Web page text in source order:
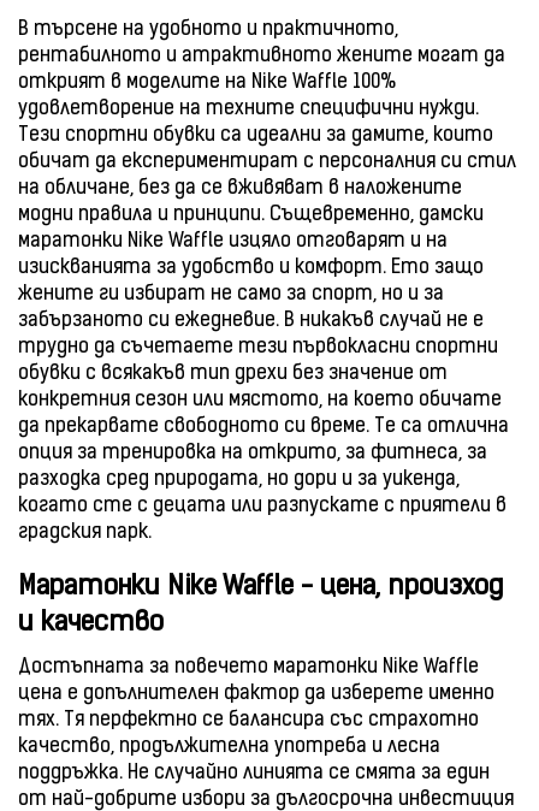
В търсене на удобното и практичното,
рентабилното и атрактивното жените могат да
открият в моделите на Nike Waffle 100%
удовлетворение на техните специфични нужди.
Тези спортни обувки са идеални за дамите, които
обичат да експериментират с персоналния си стил
на обличане, без да се вживяват в наложените
модни правила и принципи. Същевременно, дамски
маратонки Nike Waffle изцяло отговарят и на
изискванията за удобство и комфорт. Ето защо
жените ги избират не само за спорт, но и за
забързаното си ежедневие. В никакъв случай не е
трудно да съчетаете тези първокласни спортни
обувки с всякакъв тип дрехи без значение от
конкретния сезон или мястото, на което обичате
да прекарвате свободното си време. Те са отлична
опция за тренировка на открито, за фитнеса, за
разходка сред природата, но дори и за уикенда,
когато сте с децата или разпускате с приятели в
градския парк.
Маратонки Nike Waffle - цена, произход
и качество
Достъпната за повечето маратонки Nike Waffle
цена е допълнителен фактор да изберете именно
тях. Тя перфектно се балансира със страхотно
качество, продължителна употреба и лесна
поддръжка. Не случайно линията се смята за един
от най-добрите избори за дългосрочна инвестиция